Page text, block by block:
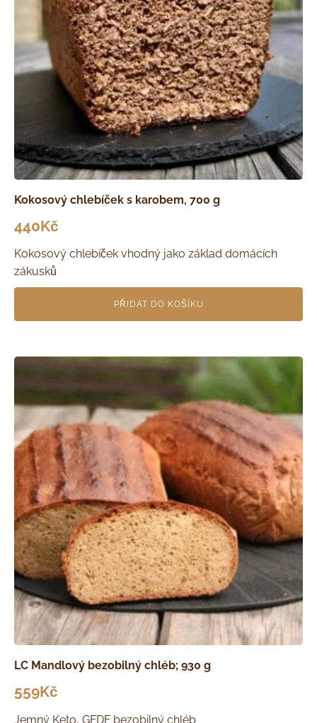
Kokosový chlebíček s karobem, 700 g
440Kč
Kokosový chlebíček vhodný jako základ domácích
zákusků
PŘIDAT DO KOŠÍKU
LC Mandlový bezobilný chléb; 930 g
559Kč
Jemný Keto, GFDF bezobilný chléb